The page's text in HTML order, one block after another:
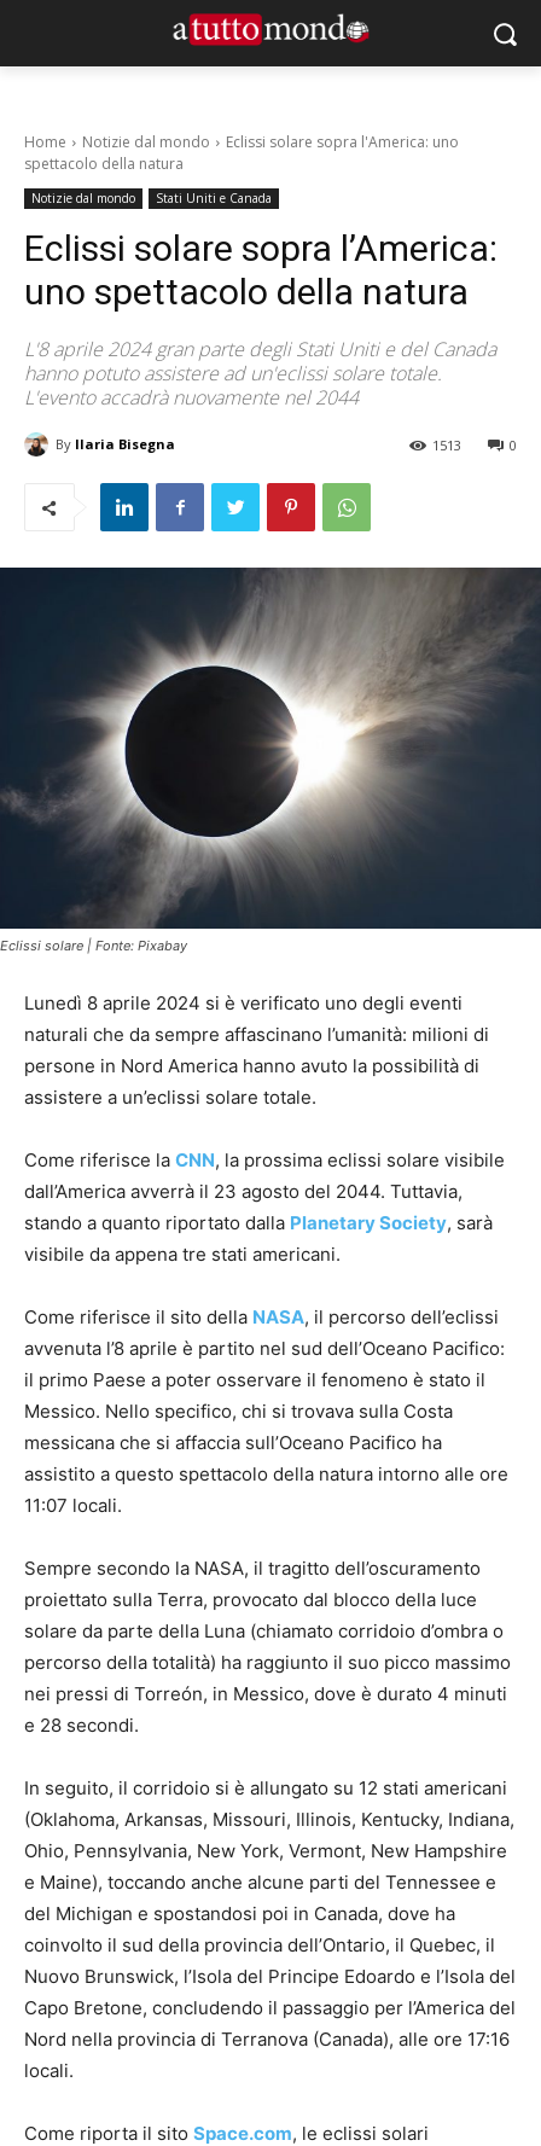
Home Notizie dal mondo
Eclissi solare sopra l'America: uno
spettacolo della natura
Notizie dal mondo Stati Uniti e Canada
Eclissi solare sopra l’America:
uno spettacolo della natura
L'8 aprile 2024 gran parte degli Stati Uniti e del Canada
hanno potuto assistere ad un'eclissi solare totale.
L'evento accadrà nuovamente nel 2044
By Ilaria Bisegna 0
1513
Eclissi solare | Fonte: Pixabay
Lunedì 8 aprile 2024 si è verificato uno degli eventi
naturali che da sempre affascinano l’umanità: milioni di
persone in Nord America hanno avuto la possibilità di
assistere a un’eclissi solare totale.
Come riferisce la CNN, la prossima eclissi solare visibile
dall’America avverrà il 23 agosto del 2044. Tuttavia,
stando a quanto riportato dalla Planetary Society, sarà
visibile da appena tre stati americani.
Come riferisce il sito della NASA, il percorso dell’eclissi
avvenuta l’8 aprile è partito nel sud dell’Oceano Pacifico:
il primo Paese a poter osservare il fenomeno è stato il
Messico. Nello specifico, chi si trovava sulla Costa
messicana che si affaccia sull’Oceano Pacifico ha
assistito a questo spettacolo della natura intorno alle ore
11:07 locali.
Sempre secondo la NASA, il tragitto dell’oscuramento
proiettato sulla Terra, provocato dal blocco della luce
solare da parte della Luna (chiamato corridoio d’ombra o
percorso della totalità) ha raggiunto il suo picco massimo
nei pressi di Torreón, in Messico, dove è durato 4 minuti
e 28 secondi.
In seguito, il corridoio si è allungato su 12 stati americani
(Oklahoma, Arkansas, Missouri, Illinois, Kentucky, Indiana,
Ohio, Pennsylvania, New York, Vermont, New Hampshire
e Maine), toccando anche alcune parti del Tennessee e
del Michigan e spostandosi poi in Canada, dove ha
coinvolto il sud della provincia dell’Ontario, il Quebec, il
Nuovo Brunswick, l’Isola del Principe Edoardo e l’Isola del
Capo Bretone, concludendo il passaggio per l’America del
Nord nella provincia di Terranova (Canada), alle ore 17:16
locali.
Come riporta il sito Space.com, le eclissi solari